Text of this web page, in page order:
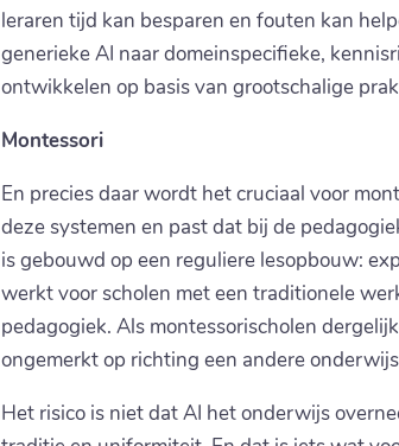
leraren tijd kan besparen en fouten kan
generieke AI naar domeinspecifieke,
ontwikkelen op basis van grootschalige
Montessori
En precies daar wordt het cruciaal voor
deze systemen en past dat bij de
is gebouwd op een reguliere lesopbouw:
werkt voor scholen met een traditionele
pedagogiek. Als montessorischolen
ongemerkt op richting een andere
Het risico is niet dat AI het onderwijs